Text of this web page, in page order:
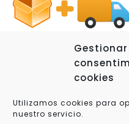
Gestionar
cookies
Utilizamos cookies para
nuestro servicio.